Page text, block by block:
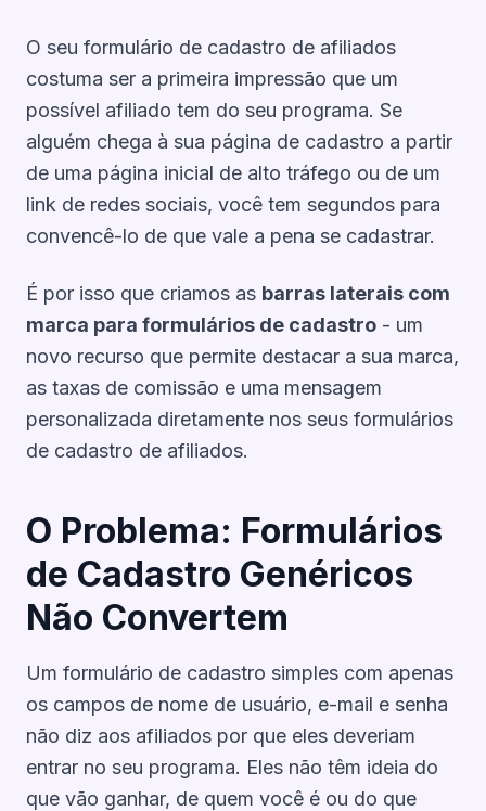
O seu formulário de cadastro de afiliados
costuma ser a primeira impressão que um
possível afiliado tem do seu programa. Se
alguém chega à sua página de cadastro a partir
de uma página inicial de alto tráfego ou de um
link de redes sociais, você tem segundos para
convencê-lo de que vale a pena se cadastrar.
É por isso que criamos as barras laterais com
marca para formulários de cadastro - um
novo recurso que permite destacar a sua marca,
as taxas de comissão e uma mensagem
personalizada diretamente nos seus formulários
de cadastro de afiliados.
O Problema: Formulários
de Cadastro Genéricos
Não Convertem
Um formulário de cadastro simples com apenas
os campos de nome de usuário, e-mail e senha
não diz aos afiliados por que eles deveriam
entrar no seu programa. Eles não têm ideia do
que vão ganhar, de quem você é ou do que